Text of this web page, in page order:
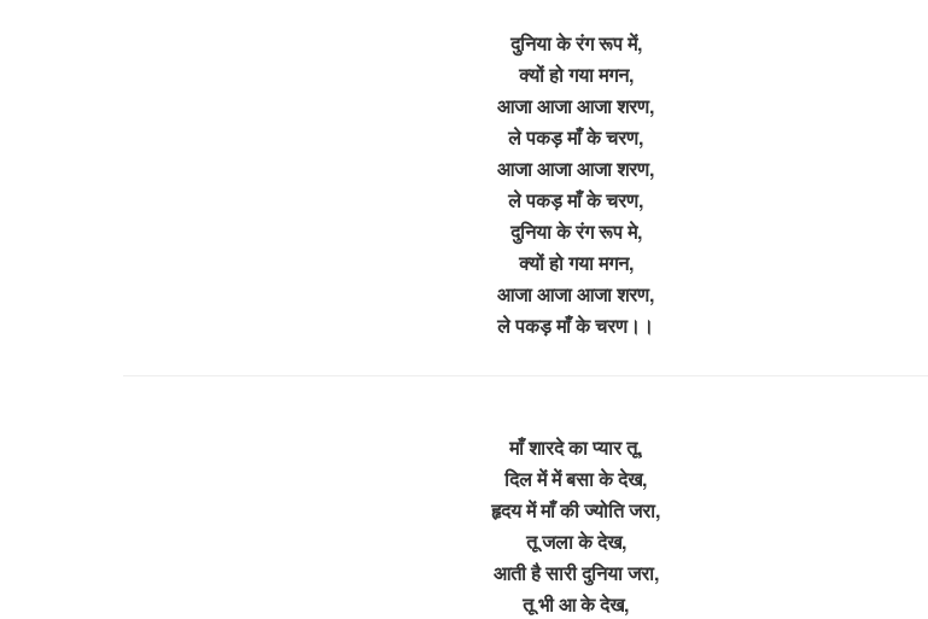
दुनिया के रंग रूप में,
क्यों हो गया मगन,
आजा आजा आजा शरण,
ले पकड़ माँ के चरण,
आजा आजा आजा शरण,
ले पकड़ माँ के चरण,
दुनिया के रंग रूप मे,
क्यों हो गया मगन,
आजा आजा आजा शरण,
ले पकड़ माँ के चरण।।
माँ शारदे का प्यार तू,
दिल में में बसा के देख,
हृदय में माँ की ज्योति जरा,
तू जला के देख,
आती है सारी दुनिया जरा,
तू भी आ के देख,